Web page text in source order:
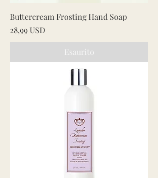
Buttercream Frosting Hand Soap
Prezzo
28,99 USD
Esaurito